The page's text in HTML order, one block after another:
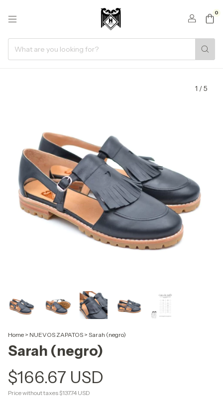
0
1 /5
Home > NUEVOS ZAPATOS > Sarah (negro)
Sarah (negro)
$166.67 USD
Price without taxes $137.74 USD